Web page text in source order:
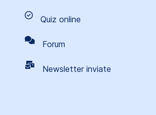
Quiz online
Forum
Newsletter inviate